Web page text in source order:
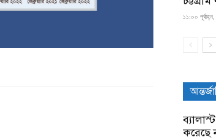
১১:০০
করেছে